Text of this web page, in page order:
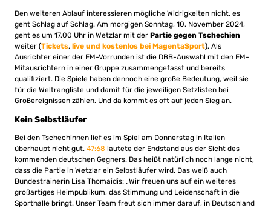
Den weiteren Ablauf interessieren mögliche Widrigkeiten nicht, es
geht Schlag auf Schlag. Am morgigen Sonntag, 10. November 2024,
geht es um 17.00 Uhr in Wetzlar mit der Partie gegen Tschechien
weiter (Tickets, live und kostenlos bei MagentaSport). Als
Ausrichter einer der EM-Vorrunden ist die DBB-Auswahl mit den EM-
Mitausrichtern in einer Gruppe zusammengefasst und bereits
qualifiziert. Die Spiele haben dennoch eine große Bedeutung, weil sie
für die Weltrangliste und damit für die jeweiligen Setzlisten bei
Großereignissen zählen. Und da kommt es oft auf jeden Sieg an.
Kein Selbstläufer
Bei den Tschechinnen lief es im Spiel am Donnerstag in Italien
überhaupt nicht gut. 47:68 lautete der Endstand aus der Sicht des
kommenden deutschen Gegners. Das heißt natürlich noch lange nicht,
dass die Partie in Wetzlar ein Selbstläufer wird. Das weiß auch
Bundestrainerin Lisa Thomaidis: „Wir freuen uns auf ein weiteres
großartiges Heimpublikum, das Stimmung und Leidenschaft in die
Sporthalle bringt. Unser Team freut sich immer darauf, in Deutschland